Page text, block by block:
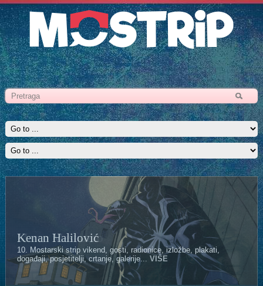
Kenan Halilović
10. Mostarski strip vikend, gosti, radionice, izložbe, plakati,
događaji, posjetitelji, crtanje, galerije... VIŠE